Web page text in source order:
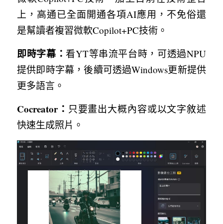
上，高通已全面開通各項AI應用，不免俗還
是幫讀者複習微軟Copilot+PC技術。
即時字幕：看YT等串流平台時，可透過NPU
提供即時字幕，後續可透過Windows更新提供
更多語言。
Cocreator： 只要畫出大概內容或以文字敘述
快速生成照片。